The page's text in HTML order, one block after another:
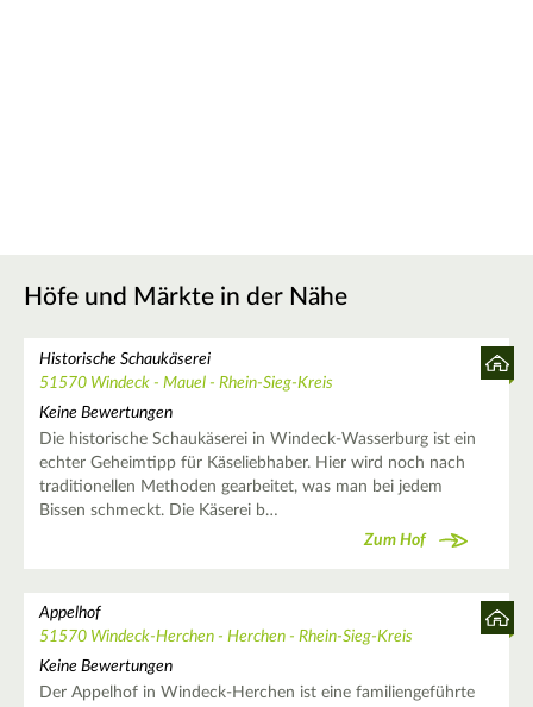
Höfe und Märkte in der Nähe
Historische Schaukäserei
51570 Windeck - Mauel - Rhein-Sieg-Kreis
Keine Bewertungen
Die historische Schaukäserei in Windeck-Wasserburg ist ein
echter Geheimtipp für Käseliebhaber. Hier wird noch nach
traditionellen Methoden gearbeitet, was man bei jedem
Bissen schmeckt. Die Käserei b…
Zum Hof
Appelhof
51570 Windeck-Herchen - Herchen - Rhein-Sieg-Kreis
Keine Bewertungen
Der Appelhof in Windeck-Herchen ist eine familiengeführte